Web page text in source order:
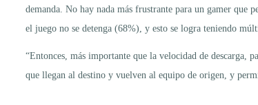
demanda. No hay nada más frustrante para un gamer que
el juego no se detenga (68%), y esto se logra teniendo
“Entonces, más importante que la velocidad de descarga,
que llegan al destino y vuelven al equipo de origen, y